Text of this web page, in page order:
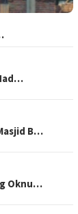
B…
Oknu…